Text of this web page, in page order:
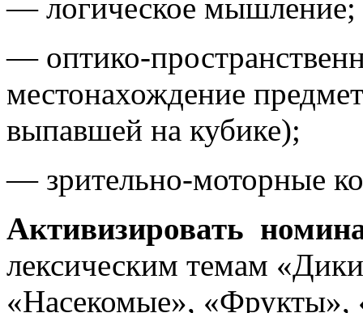
— логическое мышление;
— оптико-
местонахождение
выпавшей на кубике);
— зрительно-моторные
Активизировать
лексическим темам
«Насекомые», «Фрукты»,